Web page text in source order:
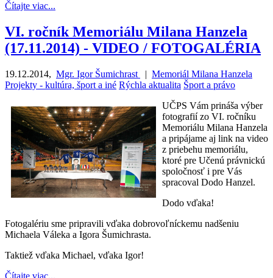
Čítajte viac...
VI. ročník Memoriálu Milana Hanzela
(17.11.2014) - VIDEO / FOTOGALÉRIA
19.12.2014, Mgr. Igor Šumichrast | Memoriál Milana Hanzela
Projekty - kultúra, šport a iné Rýchla aktualita Šport a právo
UČPS Vám prináša výber
fotografií zo VI. ročníku
Memoriálu Milana Hanzela
a pripájame aj link na video
z priebehu memoriálu,
ktoré pre Učenú právnickú
spoločnosť i pre Vás
spracoval Dodo Hanzel.
Dodo vďaka!
Fotogalériu sme pripravili vďaka dobrovoľníckemu nadšeniu
Michaela Váleka a Igora Šumichrasta.
Taktiež vďaka Michael, vďaka Igor!
Čítajte viac...